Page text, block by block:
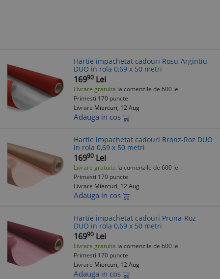
Hartie impachetat cadouri Rosu-Argintiu
DUO in rola 0,69 x 50 metri
16990 Lei
Livrare gratuita la comenzile de 600 lei
Primesti 170 puncte
Livrare Miercuri, 12 Aug
Adauga in cos
Hartie impachetat cadouri Bronz-Roz DUO
in rola 0,69 x 50 metri
16990 Lei
Livrare gratuita la comenzile de 600 lei
Primesti 170 puncte
Livrare Miercuri, 12 Aug
Adauga in cos
Hartie impachetat cadouri Pruna-Roz
DUO in rola 0,69 x 50 metri
16990 Lei
Livrare gratuita la comenzile de 600 lei
Primesti 170 puncte
Livrare Miercuri, 12 Aug
Adauga in cos